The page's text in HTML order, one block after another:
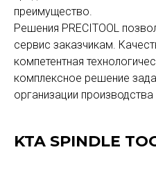
преимущество.
Решения PRECITOOL
сервис заказчикам.
компетентная
комплексное решение
организации производства
KTA SPINDLE